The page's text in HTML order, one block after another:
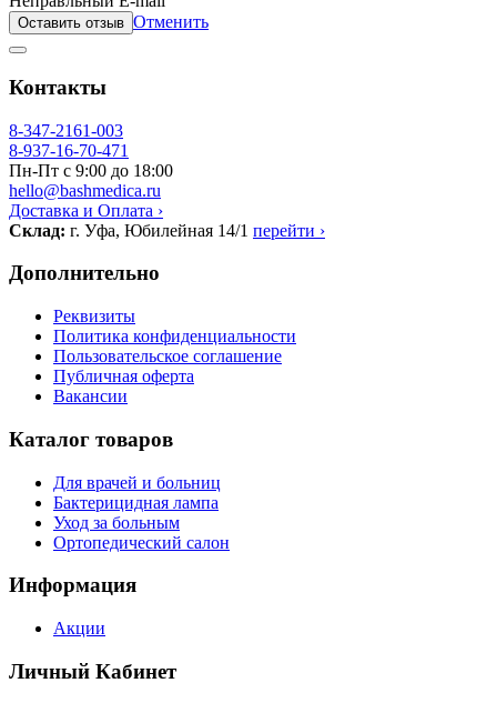
Оставить отзыв Отменить
Контакты
8-347-2161-003
8-937-16-70-471
Пн-Пт с 9:00 до 18:00
hello@bashmedica.ru
Доставка и Оплата ›
Склад: г. Уфа, Юбилейная 14/1 перейти ›
Дополнительно
Реквизиты
Политика конфиденциальности
Пользовательское соглашение
Публичная оферта
Вакансии
Каталог товаров
Для врачей и больниц
Бактерицидная лампа
Уход за больным
Ортопедический салон
Информация
Акции
Личный Кабинет